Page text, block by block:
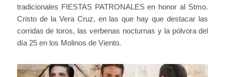
tradicionales FIESTAS PATRONALES en honor al Stmo.
Cristo de la Vera Cruz, en las que hay que destacar las
corridas de toros, las verbenas nocturnas y la pólvora del
día 25 en los Molinos de Viento.